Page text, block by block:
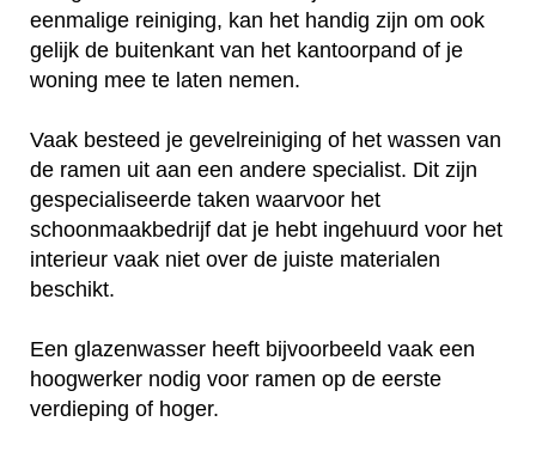
eenmalige reiniging, kan het handig zijn om ook
gelijk de buitenkant van het kantoorpand of je
woning mee te laten nemen.
Vaak besteed je gevelreiniging of het wassen van
de ramen uit aan een andere specialist. Dit zijn
gespecialiseerde taken waarvoor het
schoonmaakbedrijf dat je hebt ingehuurd voor het
interieur vaak niet over de juiste materialen
beschikt.
Een glazenwasser heeft bijvoorbeeld vaak een
hoogwerker nodig voor ramen op de eerste
verdieping of hoger.